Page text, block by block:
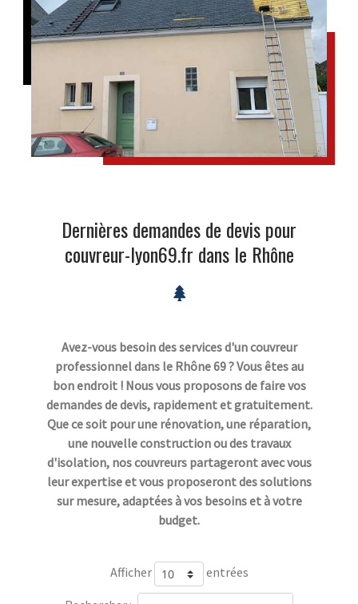
Dernières demandes de devis pour
couvreur-lyon69.fr dans le Rhône
Avez-vous besoin des services d'un couvreur
professionnel dans le Rhône 69 ? Vous êtes au
bon endroit ! Nous vous proposons de faire vos
demandes de devis, rapidement et gratuitement.
Que ce soit pour une rénovation, une réparation,
une nouvelle construction ou des travaux
d'isolation, nos couvreurs partageront avec vous
leur expertise et vous proposeront des solutions
sur mesure, adaptées à vos besoins et à votre
budget.
Afficher entrées